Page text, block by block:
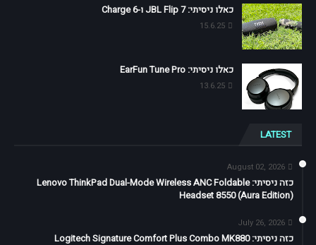
כאלו ניסיתי: JBL Flip 7 ו-Charge 6
15.6.25
כאלו ניסיתי: EarFun Tune Pro
13.6.25
LATEST
August 02, 2026
כזה ניסיתי: Lenovo ThinkPad Dual-Mode Wireless ANC Foldable
Headset 8550 (Aura Edition)
July 26, 2026
כזה ניסיתי: Logitech Signature Comfort Plus Combo MK880